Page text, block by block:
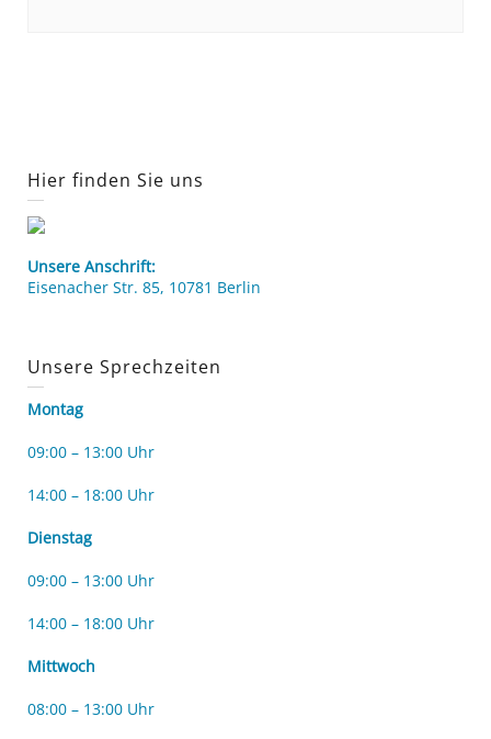
Hier finden Sie uns
Unsere Anschrift:
Eisenacher Str. 85, 10781 Berlin
Unsere Sprechzeiten
Montag
09:00 – 13:00 Uhr
14:00 – 18:00 Uhr
Dienstag
09:00 – 13:00 Uhr
14:00 – 18:00 Uhr
Mittwoch
08:00 – 13:00 Uhr